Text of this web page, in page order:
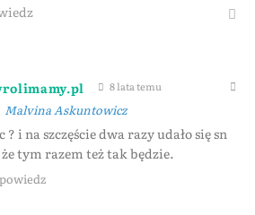
8 lata temu
Malvina Askuntowicz
? i na szczęście dwa razy udało się sn
tym razem też tak będzie.